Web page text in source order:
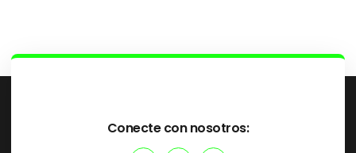
Conecte con nosotros: